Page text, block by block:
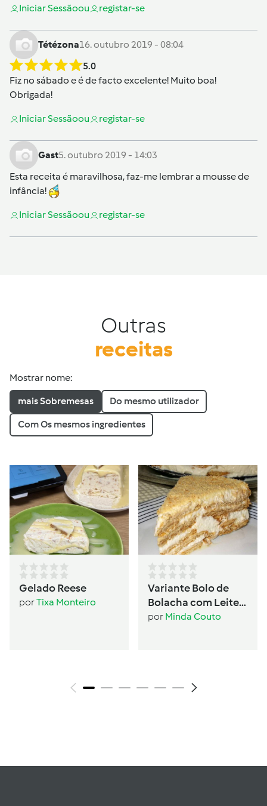
Iniciar Sessãoou registar-se
Tétézona16. outubro 2019 - 08:04
5.0
Fiz no sábado e é de facto excelente! Muito boa!
Obrigada!
Iniciar Sessãoou registar-se
Gast5. outubro 2019 - 14:03
Esta receita é maravilhosa, faz-me lembrar a mousse de
infância!
Iniciar Sessãoou registar-se
Outras
receitas
Mostrar nome:
mais Sobremesas Do mesmo utilizador
Com Os mesmos ingredientes
Gelado Reese
porTixa Monteiro
Variante Bolo de
Bolacha com Leite
Condensado
por Minda Couto